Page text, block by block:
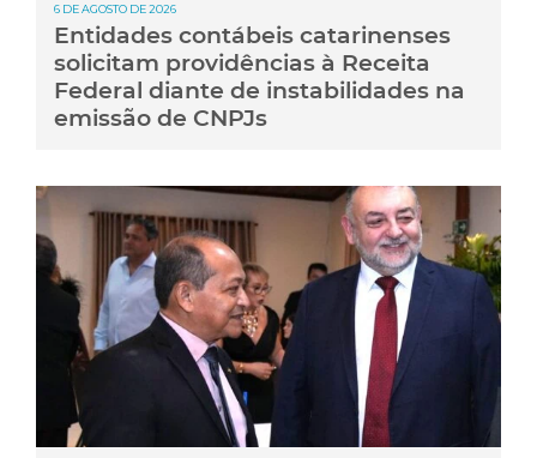
6 DE AGOSTO DE 2026
Entidades contábeis catarinenses
solicitam providências à Receita
Federal diante de instabilidades na
emissão de CNPJs